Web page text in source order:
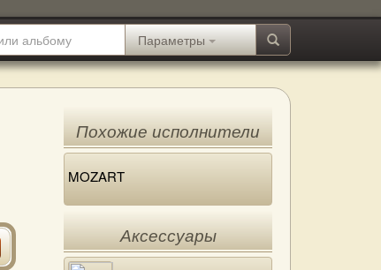
Параметры
Похожие исполнители
MOZART
Аксессуары